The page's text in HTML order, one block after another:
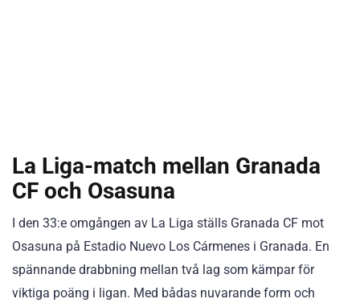
La Liga-match mellan Granada
CF och Osasuna
I den 33:e omgången av La Liga ställs Granada CF mot
Osasuna på Estadio Nuevo Los Cármenes i Granada. En
spännande drabbning mellan två lag som kämpar för
viktiga poäng i ligan. Med bådas nuvarande form och